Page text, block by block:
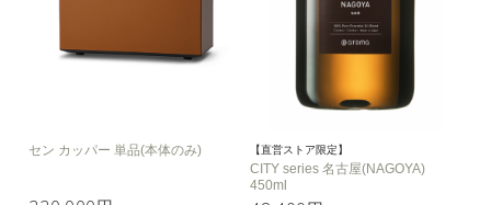
セン カッパー 単品(本体のみ) 【直営ストア限定】
CITY series 名古屋(NAGOYA)
450ml